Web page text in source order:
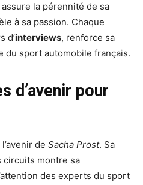
la pérennité de sa
à sa passion. Chaque
d’interviews, renforce sa
du sport automobile français.
d’avenir pour
de Sacha Prost. Sa
circuits montre sa
des experts du sport